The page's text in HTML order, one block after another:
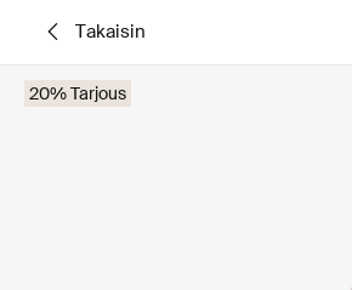
takaisin
20% Tarjous